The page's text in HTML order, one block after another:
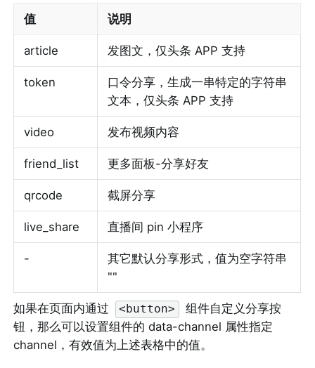
值 说明
article 发图文，仅头条 APP 支持
token
口令分享，生成一串特定的字符串
文本，仅头条 APP 支持
video 发布视频内容
friend_list 更多面板-分享好友
qrcode 截屏分享
live_share 直播间 pin 小程序
-
其它默认分享形式，值为空字符串
""
如果在页面内通过 <button>
组件自定义分享按
钮，那么可以设置组件的 data-channel 属性指定
channel，有效值为上述表格中的值。